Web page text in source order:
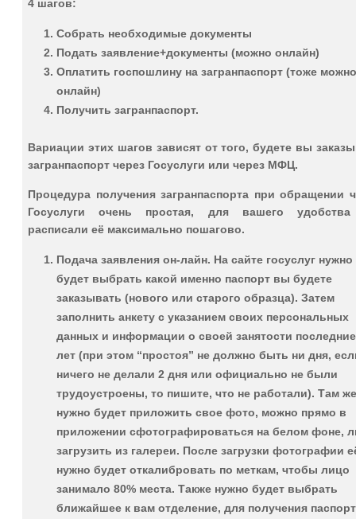
4 шагов:
Собрать необходимые документы
Подать заявление+документы (можно онлайн)
Оплатить госпошлину на загранпаспорт (тоже можно
онлайн)
Получить загранпаспорт.
Вариации этих шагов зависят от того, будете вы
загранпаспорт через Госуслуги или через МФЦ.
Процедура получения загранпаспорта при обращении
Госуслуги очень простая, для вашего
расписали её максимально пошагово.
Подача заявления он-лайн. На сайте госуслуг нужно
будет выбрать какой именно паспорт вы будете
заказывать (нового или старого образца). Затем
заполнить анкету с указанием своих персональных
данных и информации о своей занятости
лет (при этом “простоя” не должно быть ни дня,
ничего не делали 2 дня или официально не были
трудоустроены, то пишите, что не работали). Там же
нужно будет приложить свое фото, можно прямо в
приложении сфотографироваться на белом фоне,
загрузить из галереи. После загрузки фотографии
нужно будет откалибровать по меткам, чтобы лицо
занимало 80% места. Также нужно будет выбрать
ближайшее к вам отделение, для получения